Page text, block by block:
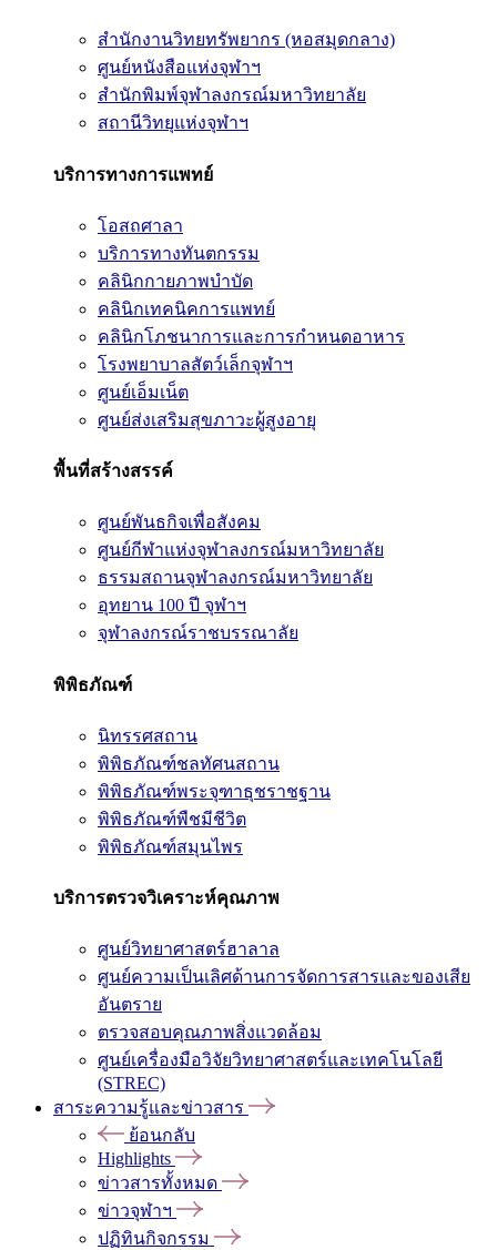
สำนักงานวิทยทรัพยากร (หอสมุดกลาง)
ศูนย์หนังสือแห่งจุฬาฯ
สำนักพิมพ์จุฬาลงกรณ์มหาวิทยาลัย
สถานีวิทยุแห่งจุฬาฯ
บริการทางการแพทย์
โอสถศาลา
บริการทางทันตกรรม
คลินิกกายภาพบำบัด
คลินิกเทคนิคการแพทย์
คลินิกโภชนาการและการกำหนดอาหาร
โรงพยาบาลสัตว์เล็กจุฬาฯ
ศูนย์เอ็มเน็ต
ศูนย์ส่งเสริมสุขภาวะผู้สูงอายุ
พื้นที่สร้างสรรค์
ศูนย์พันธกิจเพื่อสังคม
ศูนย์กีฬาแห่งจุฬาลงกรณ์มหาวิทยาลัย
ธรรมสถานจุฬาลงกรณ์มหาวิทยาลัย
อุทยาน 100 ปี จุฬาฯ
จุฬาลงกรณ์ราชบรรณาลัย
พิพิธภัณฑ์
นิทรรศสถาน
พิพิธภัณฑ์ชลทัศนสถาน
พิพิธภัณฑ์พระจุฑาธุชราชฐาน
พิพิธภัณฑ์พืชมีชีวิต
พิพิธภัณฑ์สมุนไพร
บริการตรวจวิเคราะห์คุณภาพ
ศูนย์วิทยาศาสตร์ฮาลาล
ศูนย์ความเป็นเลิศด้านการจัดการสารและของเสีย
อันตราย
ตรวจสอบคุณภาพสิ่งแวดล้อม
ศูนย์เครื่องมือวิจัยวิทยาศาสตร์และเทคโนโลยี
(STREC)
สาระความรู้และข่าวสาร
ย้อนกลับ
Highlights
ข่าวสารทั้งหมด
ข่าวจุฬาฯ
ปฏิทินกิจกรรม